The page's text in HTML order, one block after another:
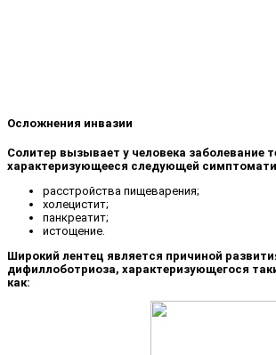
Осложнения инвазии
Солитер вызывает у человека заболевание
характеризующееся следующей
расстройства пищеварения;
холецистит;
панкреатит;
истощение.
Широкий лентец является причиной
дифиллоботриоза, характеризующегося
как: